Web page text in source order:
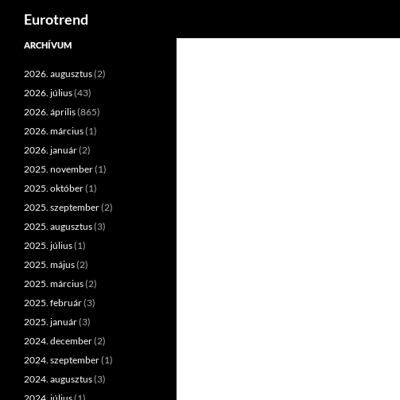
Kilépés
Eurotrend
ARCHÍVUM
2026. augusztus(2)
2026. július(43)
2026. április(865)
2026. március(1)
2026. január(2)
2025. november(1)
2025. október(1)
2025. szeptember(2)
2025. augusztus(3)
2025. július(1)
2025. május(2)
2025. március(2)
2025. február(3)
2025. január(3)
2024. december(2)
2024. szeptember(1)
2024. augusztus(3)